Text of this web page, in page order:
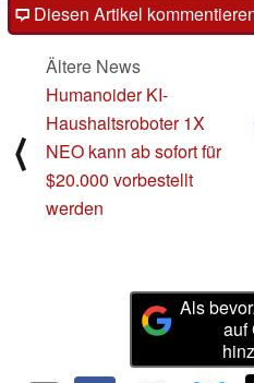
Diesen Artikel
⟨
Ältere News
Humanoider KI-
Haushaltsroboter 1X
NEO kann ab sofort für
$20.000 vorbestellt
werden
Als
auf